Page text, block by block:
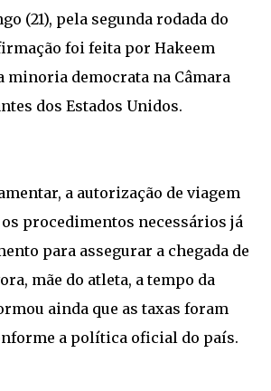
(21), pela segunda rodada do
foi feita por Hakeem
minoria democrata na Câmara
dos Estados Unidos.
a autorização de viagem
procedimentos necessários já
para assegurar a chegada de
mãe do atleta, a tempo da
ainda que as taxas foram
a política oficial do país.